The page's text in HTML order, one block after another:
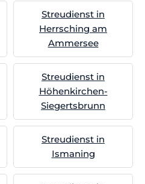
Streudienst in
Herrsching am
Ammersee
Streudienst in
Höhenkirchen-
Siegertsbrunn
Streudienst in
Ismaning